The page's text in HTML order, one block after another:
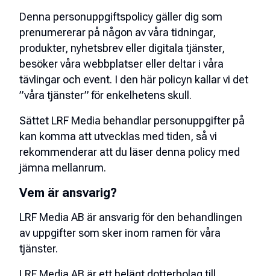
Denna personuppgiftspolicy gäller dig som
prenumererar på någon av våra tidningar,
produkter, nyhetsbrev eller digitala tjänster,
besöker våra webbplatser eller deltar i våra
tävlingar och event. I den här policyn kallar vi det
”våra tjänster” för enkelhetens skull.
Sättet LRF Media behandlar personuppgifter på
kan komma att utvecklas med tiden, så vi
rekommenderar att du läser denna policy med
jämna mellanrum.
Vem är ansvarig?
LRF Media AB är ansvarig för den behandlingen
av uppgifter som sker inom ramen för våra
tjänster.